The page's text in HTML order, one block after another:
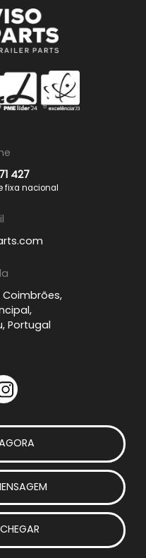
427
fixa nacional
Coimbrões,
Portugal